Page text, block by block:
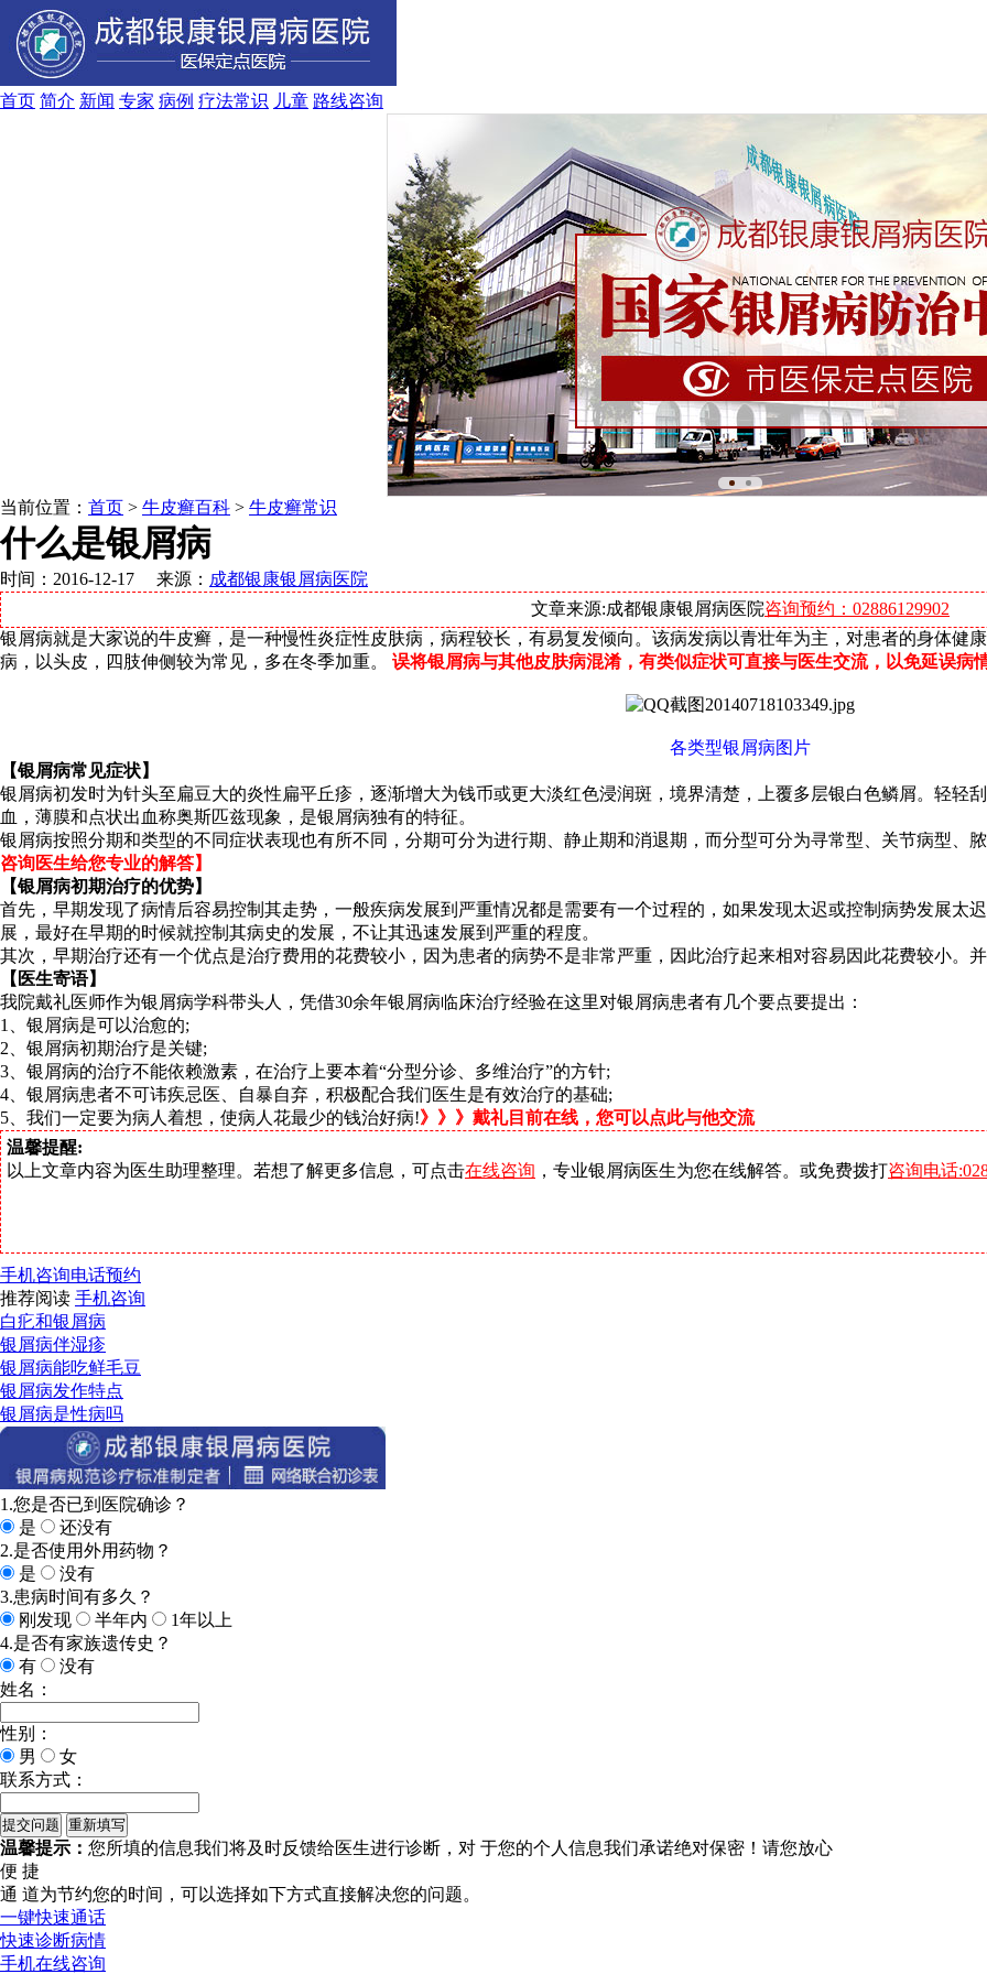
首页 简介 新闻 专家 病例 疗法常识 儿童 路线咨询
当前位置： 首页 > 牛皮癣百科 > 牛皮癣常识
什么是银屑病
时间：2016-12-17 来源： 成都银康银屑病医院
文章来源:成都银康银屑病医院咨询预约：02886129902
银屑病就是大家说的牛皮癣，是一种慢性炎症性皮肤病，病程较长，有易复发倾向。该病发病以青壮年为主，对患者的身体健
病，以头皮，四肢伸侧较为常见，多在冬季加重。 误将银屑病与其他皮肤病混淆，有类似症状可直接与医生交流，以免延误病情
各类型银屑病图片
【银屑病常见症状】
银屑病初发时为针头至扁豆大的炎性扁平丘疹，逐渐增大为钱币或更大淡红色浸润斑，境界清楚，上覆多层银白色鳞屑。轻轻
血，薄膜和点状出血称奥斯匹兹现象，是银屑病独有的特征。
银屑病按照分期和类型的不同症状表现也有所不同，分期可分为进行期、静止期和消退期，而分型可分为寻常型、关节病型、脓
咨询医生给您专业的解答】
【银屑病初期治疗的优势】
首先，早期发现了病情后容易控制其走势，一般疾病发展到严重情况都是需要有一个过程的，如果发现太迟或控制病势发展太
展，最好在早期的时候就控制其病史的发展，不让其迅速发展到严重的程度。
其次，早期治疗还有一个优点是治疗费用的花费较小，因为患者的病势不是非常严重，因此治疗起来相对容易因此花费较小。
【医生寄语】
我院戴礼医师作为银屑病学科带头人，凭借30余年银屑病临床治疗经验在这里对银屑病患者有几个要点要提出：
1、银屑病是可以治愈的;
2、银屑病初期治疗是关键;
3、银屑病的治疗不能依赖激素，在治疗上要本着“分型分诊、多维治疗”的方针;
4、银屑病患者不可讳疾忌医、自暴自弃，积极配合我们医生是有效治疗的基础;
5、我们一定要为病人着想，使病人花最少的钱治好病!》》》戴礼目前在线，您可以点此与他交流
温馨提醒:
以上文章内容为医生助理整理。若想了解更多信息，可点击在线咨询 ，专业银屑病医生为您在线解答。或免费拨打咨询电话
手机咨询电话预约
推荐阅读 手机咨询
白疕和银屑病
银屑病伴湿疹
银屑病能吃鲜毛豆
银屑病发作特点
银屑病是性病吗
1.您是否已到医院确诊？
是
还没有
2.是否使用外用药物？
是
没有
3.患病时间有多久？
刚发现
半年内
1年以上
4.是否有家族遗传史？
有
没有
姓名：
性别：
男
女
联系方式：
温馨提示： 您所填的信息我们将及时反馈给医生进行诊断，对 于您的个人信息我们承诺绝对保密！请您放心
便 捷
通 道为节约您的时间，可以选择如下方式直接解决您的问题。
一键快速通话
快速诊断病情
手机在线咨询